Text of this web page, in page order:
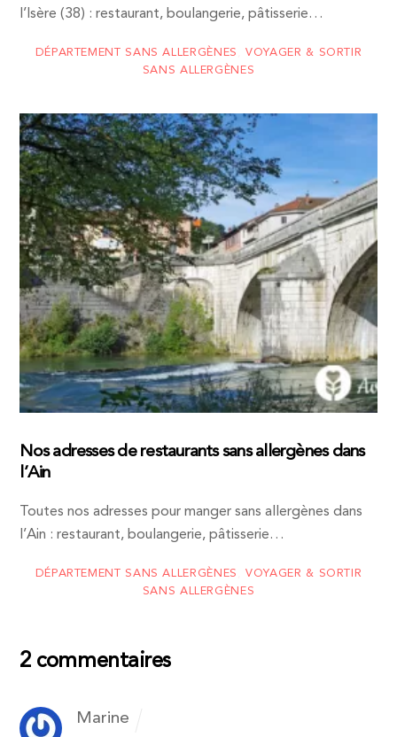
l’Isère (38) : restaurant, boulangerie, pâtisserie…
DÉPARTEMENT SANS ALLERGÈNES ,VOYAGER & SORTIR
SANS ALLERGÈNES
Nos adresses de restaurants sans allergènes dans
l’Ain
Toutes nos adresses pour manger sans allergènes dans
l’Ain : restaurant, boulangerie, pâtisserie…
DÉPARTEMENT SANS ALLERGÈNES ,VOYAGER & SORTIR
SANS ALLERGÈNES
2 commentaires
Marine